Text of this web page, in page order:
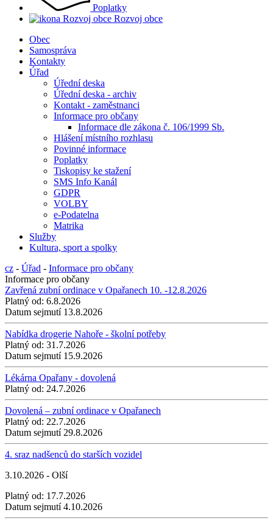
Poplatky
Rozvoj obce
Obec
Samospráva
Kontakty
Úřad
Úřední deska
Úřední deska - archiv
Kontakt - zaměstnanci
Informace pro občany
Informace dle zákona č. 106/1999 Sb.
Hlášení místního rozhlasu
Povinné informace
Poplatky
Tiskopisy ke stažení
SMS Info Kanál
GDPR
VOLBY
e-Podatelna
Matrika
Služby
Kultura, sport a spolky
cz - Úřad - Informace pro občany
Informace pro občany
Zavřená zubní ordinace v Opařanech 10. -12.8.2026
Platný od: 6.8.2026
Datum sejmutí13.8.2026
Nabídka drogerie Nahoře - školní potřeby
Platný od: 31.7.2026
Datum sejmutí15.9.2026
Lékárna Opařany - dovolená
Platný od: 24.7.2026
Dovolená – zubní ordinace v Opařanech
Platný od: 22.7.2026
Datum sejmutí29.8.2026
4. sraz nadšenců do starších vozidel
3.10.2026 - Olší
Platný od: 17.7.2026
Datum sejmutí4.10.2026